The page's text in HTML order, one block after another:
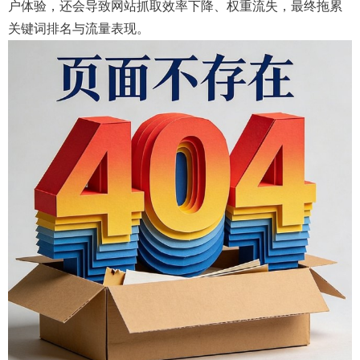
户体验，还会导致网站抓取效率下降、权重流失，最终拖累
关键词排名与流量表现。